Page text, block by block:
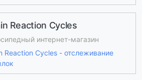
Reaction Cycles
интернет-магазин
Reaction Cycles - отслеживание